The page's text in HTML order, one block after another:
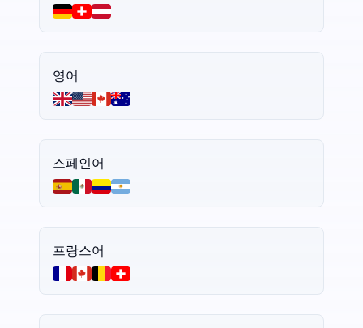
영어
스페인어
프랑스어